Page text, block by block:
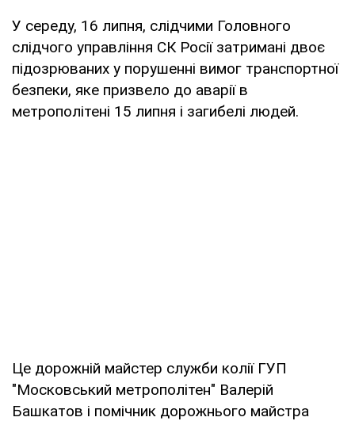
У середу, 16 липня, слідчими Головного
слідчого управління СК Росії затримані двоє
підозрюваних у порушенні вимог транспортної
безпеки, яке призвело до аварії в
метрополітені 15 липня і загибелі людей.
Це дорожній майстер служби колії ГУП
"Московський метрополітен" Валерій
Башкатов і помічник дорожнього майстра